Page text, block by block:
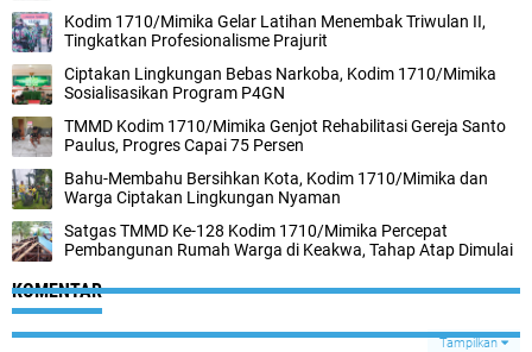
Kodim 1710/Mimika Gelar Latihan Menembak Triwulan II,
Tingkatkan Profesionalisme Prajurit
Ciptakan Lingkungan Bebas Narkoba, Kodim 1710/Mimika
Sosialisasikan Program P4GN
TMMD Kodim 1710/Mimika Genjot Rehabilitasi Gereja Santo
Paulus, Progres Capai 75 Persen
Bahu-Membahu Bersihkan Kota, Kodim 1710/Mimika dan
Warga Ciptakan Lingkungan Nyaman
Satgas TMMD Ke-128 Kodim 1710/Mimika Percepat
Pembangunan Rumah Warga di Keakwa, Tahap Atap Dimulai
KOMENTAR
Tampilkan